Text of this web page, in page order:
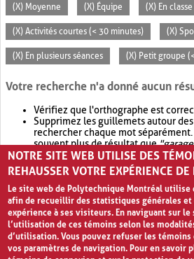
(X) Moyenne (X) Équipe (X) En
(X) Activités courtes (< 30 minutes) (X)
(X) En plusieurs séances (X) Petit groupe
Votre recherche n'a donné aucun
Vérifiez que l'orthographe est
Supprimez les guillemets autour
rechercher chaque mot séparément.
souvent plus de résultat que
Envisagez d'élargir votre recherche
retournera souvent plus de résultat
NOTRE SITE WEB UTILISE DES
REHAUSSER VOTRE EXPÉRIENCE
Le site web de Polytechnique Montréal utilise
afin de recueillir des statistiques générales
expérience à ses visiteurs. En naviguant sur le
l’utilisation de ces témoins selon les
d’utilisation. Vous pouvez refuser les
vos paramètres de navigation. Pour en savoir